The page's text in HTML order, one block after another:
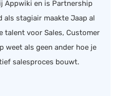
Appwiki en is Partnership
als stagiair maakte Jaap al
talent voor Sales, Customer
weet als geen ander hoe je
salesproces bouwt.